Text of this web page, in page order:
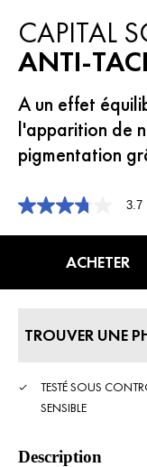
CAPITAL
ANTI-
A un effet
l'apparition de
pigmentation
3.7
sur
moyenne.
Read
Lien
3.7
ACHETER
TROUVER UNE
TESTÉ SOUS
SENSIBLE
Description